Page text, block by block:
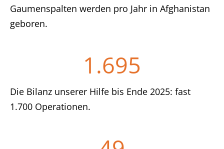
Gaumenspalten werden pro Jahr in Afghanistan
geboren.
1.695
Die Bilanz unserer Hilfe bis Ende 2025: fast
1.700 Operationen.